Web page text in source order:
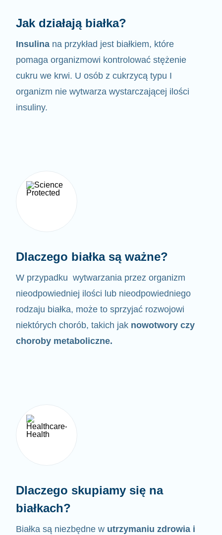
Jak działają białka?
Insulina na przykład jest białkiem, które
pomaga organizmowi kontrolować stężenie
cukru we krwi. U osób z cukrzycą typu I
organizm nie wytwarza wystarczającej ilości
insuliny.
Dlaczego białka są ważne?
W przypadku wytwarzania przez organizm
nieodpowiedniej ilości lub nieodpowiedniego
rodzaju białka, może to sprzyjać rozwojowi
niektórych chorób, takich jak nowotwory czy
choroby metaboliczne.
Dlaczego skupiamy się na
białkach?
Białka są niezbędne w utrzymaniu zdrowia i